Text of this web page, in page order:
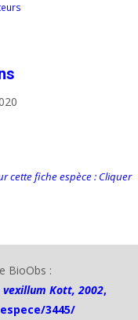
cette fiche espèce : Cliquer
BioObs :
vexillum Kott, 2002,
3445/